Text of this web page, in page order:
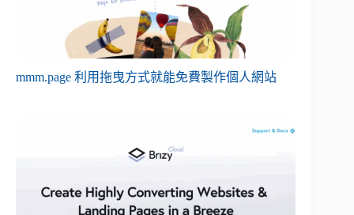
mmm.page 利用拖曳方式就能免費製作個人網站